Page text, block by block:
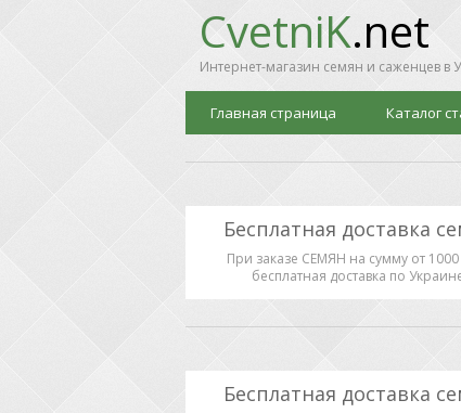
CvetniK.net
Интернет-магазин семян и саженцев в
Главная страница Каталог
Бесплатная доставка
При заказе СЕМЯН на сумму от 1000
бесплатная доставка по
Бесплатная доставка